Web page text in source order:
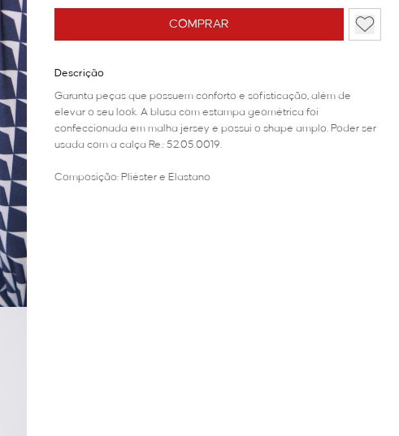
COMPRAR
Descrição
Garanta peças que possuem conforto e sofisticação, além de
elevar o seu look. A blusa com estampa geométrica foi
confeccionada em malha jersey e possui o shape amplo. Poder ser
usada com a calça Re.: 52.05.0019.
Composição: Pliéster e Elastano